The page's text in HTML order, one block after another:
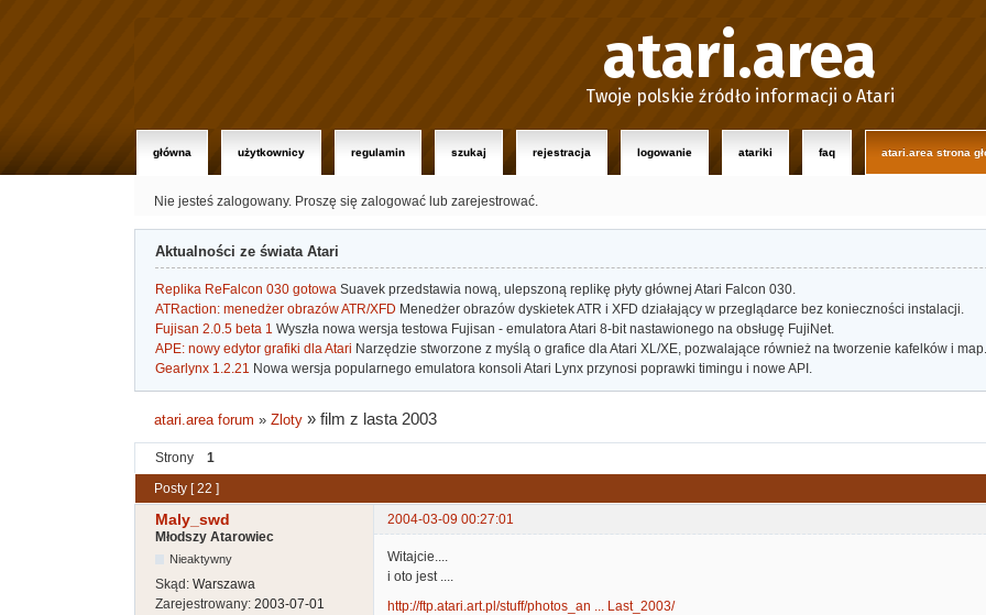
atari.area
Twoje polskie źródło informacji o Atari
główna użytkownicy regulamin szukaj rejestracja logowanie atariki faq atari.area strona
Nie jesteś zalogowany. Proszę się zalogować lub zarejestrować.
Aktualności ze świata Atari
Replika ReFalcon 030 gotowa Suavek przedstawia nową, ulepszoną replikę płyty głównej Atari Falcon 030.
ATRaction: menedżer obrazów ATR/XFD Menedżer obrazów dyskietek ATR i XFD działający w przeglądarce bez konieczności instalacji.
Fujisan 2.0.5 beta 1 Wyszła nowa wersja testowa Fujisan - emulatora Atari 8-bit nastawionego na obsługę FujiNet.
APE: nowy edytor grafiki dla Atari Narzędzie stworzone z myślą o grafice dla Atari XL/XE, pozwalające również na tworzenie kafelków i map.
Gearlynx 1.2.21 Nowa wersja popularnego emulatora konsoli Atari Lynx przynosi poprawki timingu i nowe API.
atari.area forum »Zloty »film z lasta 2003
Strony
1
Posty [ 22 ]
Maly_swd
2004-03-09 00:27:01
Młodszy Atarowiec
Nieaktywny
Skąd: Warszawa
Zarejestrowany: 2003-07-01
Witajcie....
i oto jest ....
http://ftp.atari.art.pl/stuff/photos_an ... Last_2003/